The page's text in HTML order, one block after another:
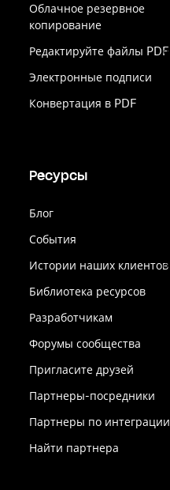
Облачное резервное
копирование
Редактируйте файлы PDF
Электронные подписи
Конвертация в PDF
Ресурсы
Блог
События
Истории наших клиентов
Библиотека ресурсов
Разработчикам
Форумы сообщества
Пригласите друзей
Партнеры-посредники
Партнеры по интеграции
Найти партнера